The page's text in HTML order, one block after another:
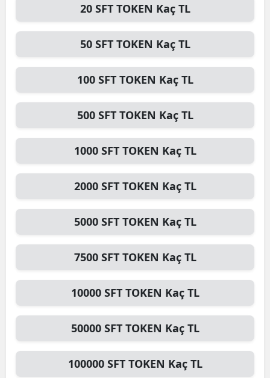
Edirne
Elazığ
Erzincan
Erzurum
Eskişehir
Gaziantep
Giresun
Gümüşhane
Hatay
Isparta
Mersin
İstanbul
İzmir
20 SFT TOKEN Kaç TL
50 SFT TOKEN Kaç TL
100 SFT TOKEN Kaç TL
500 SFT TOKEN Kaç TL
1000 SFT TOKEN Kaç TL
2000 SFT TOKEN Kaç TL
5000 SFT TOKEN Kaç TL
7500 SFT TOKEN Kaç TL
10000 SFT TOKEN Kaç TL
50000 SFT TOKEN Kaç TL
100000 SFT TOKEN Kaç TL